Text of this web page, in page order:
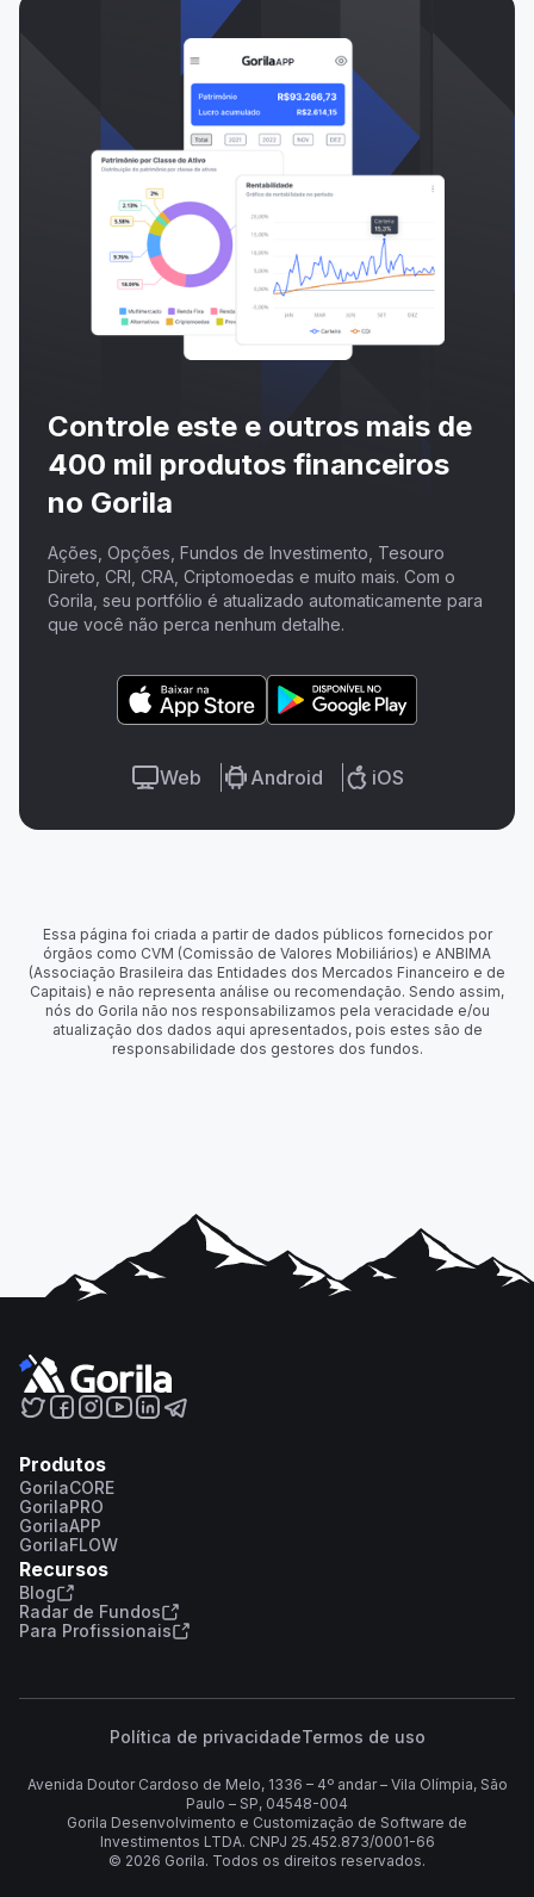
Controle este e outros mais de
400 mil produtos financeiros
no Gorila
Ações, Opções, Fundos de Investimento, Tesouro
Direto, CRI, CRA, Criptomoedas e muito mais. Com o
Gorila, seu portfólio é atualizado automaticamente para
que você não perca nenhum detalhe.
Web Android iOS
Essa página foi criada a partir de dados públicos fornecidos por
órgãos como CVM (Comissão de Valores Mobiliários) e ANBIMA
(Associação Brasileira das Entidades dos Mercados Financeiro e de
Capitais) e não representa análise ou recomendação. Sendo assim,
nós do Gorila não nos responsabilizamos pela veracidade e/ou
atualização dos dados aqui apresentados, pois estes são de
responsabilidade dos gestores dos fundos.
Produtos
GorilaCORE
GorilaPRO
GorilaAPP
GorilaFLOW
Recursos
Blog
Radar de Fundos
Para Profissionais
Política de privacidadeTermos de uso
Avenida Doutor Cardoso de Melo, 1336 – 4º andar – Vila Olímpia, São
Paulo – SP, 04548-004
Gorila Desenvolvimento e Customização de Software de
Investimentos LTDA. CNPJ 25.452.873/0001-66
© 2026 Gorila. Todos os direitos reservados.